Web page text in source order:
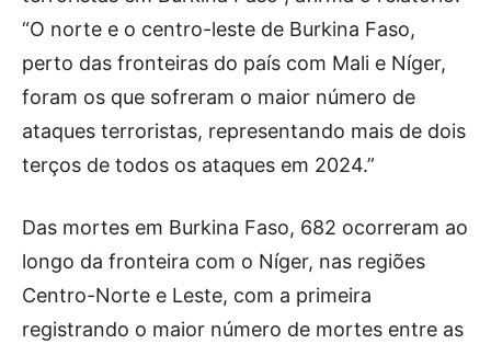
“O norte e o centro-leste de Burkina Faso,
perto das fronteiras do país com Mali e Níger,
foram os que sofreram o maior número de
ataques terroristas, representando mais de dois
terços de todos os ataques em 2024.”
Das mortes em Burkina Faso, 682 ocorreram ao
longo da fronteira com o Níger, nas regiões
Centro-Norte e Leste, com a primeira
registrando o maior número de mortes entre as